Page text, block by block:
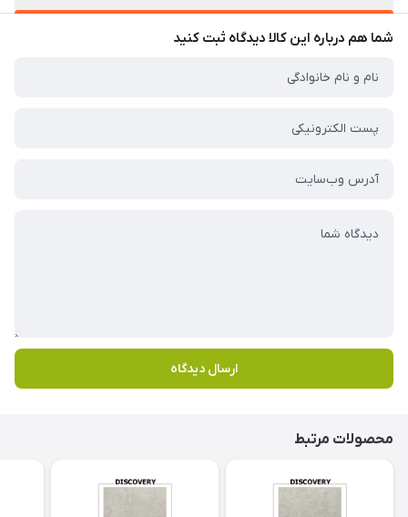
شما هم درباره این کالا دیدگاه ثبت کنید
ارسال دیدگاه
محصولات مرتبط